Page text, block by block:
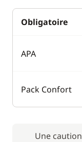
Obligatoire
APA
Pack Confort
Une